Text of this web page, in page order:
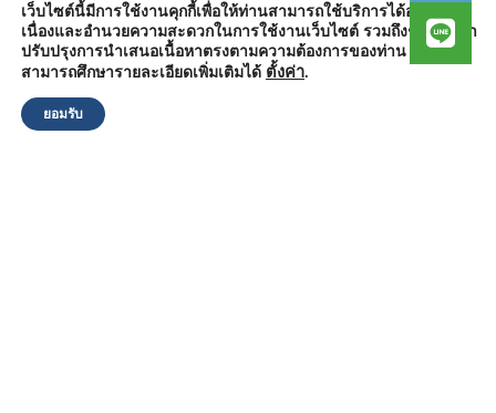
สำนักงานองค์การบริหารส่วนตำบลวัดตูม
หมู่ที่ 5 ตำบลวัดตูม อำเภอพระนครศรีอยุธยา จังหวัดพระนครศรีอยุธยา
13000
เว็บไซต์นี้มีการใช้งานคุกกี้เพื่อให้ท่านสามารถใช้บริการได้อย่างต่อ
เนื่องและอำนวยความสะดวกในการใช้งานเว็บไซต์ รวมถึงช่วยให้เรา
ปรับปรุงการนำเสนอเนื้อหาตรงตามความต้องการของท่าน โดย
สามารถศึกษารายละเอียดเพิ่มเติมได้ ตั้งค่า.
ยอมรับ